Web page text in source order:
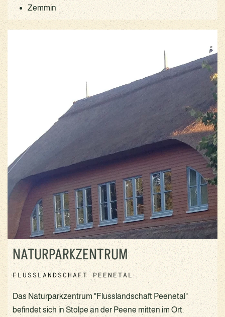
Zemmin
NATURPARKZENTRUM
FLUSSLANDSCHAFT PEENETAL
Das Naturparkzentrum "Flusslandschaft Peenetal"
befindet sich in Stolpe an der Peene mitten im Ort.